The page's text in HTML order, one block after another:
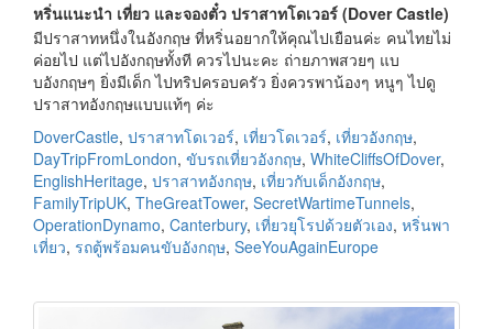
หริ่นแนะนำ เที่ยว และจองตั๋ว ปราสาทโดเวอร์ (Dover Castle)
มีปราสาทหนึ่งในอังกฤษ ที่หริ่นอยากให้คุณไปเยือนค่ะ คนไทยไม่
ค่อยไป แต่ไปอังกฤษทั้งที ควรไปนะคะ ถ่ายภาพสวยๆ แบ
บอังกฤษๆ ยิ่งมีเด็ก ไปทริปครอบครัว ยิ่งควรพาน้องๆ หนูๆ ไปดู
ปราสาทอังกฤษแบบแท้ๆ ค่ะ
DoverCastle, ปราสาทโดเวอร์, เที่ยวโดเวอร์, เที่ยวอังกฤษ,
DayTripFromLondon, ขับรถเที่ยวอังกฤษ, WhiteCliffsOfDover,
EnglishHeritage, ปราสาทอังกฤษ, เที่ยวกับเด็กอังกฤษ,
FamilyTripUK, TheGreatTower, SecretWartimeTunnels,
OperationDynamo, Canterbury, เที่ยวยุโรปด้วยตัวเอง, หริ่นพา
เที่ยว, รถตู้พร้อมคนขับอังกฤษ, SeeYouAgainEurope